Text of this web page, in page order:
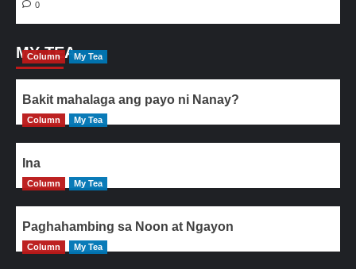
0
MY TEA
Column My Tea
Bakit mahalaga ang payo ni Nanay?
Column My Tea
Ina
Column My Tea
Paghahambing sa Noon at Ngayon
Column My Tea